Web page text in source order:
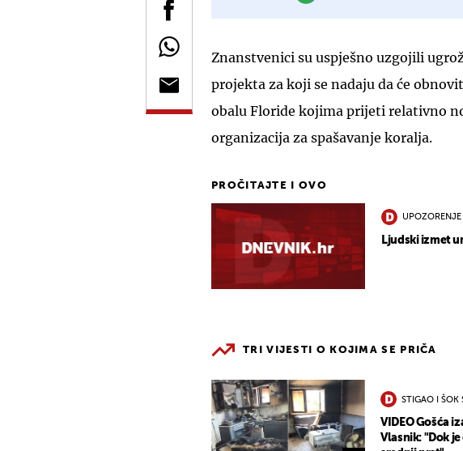
Znanstvenici su uspješno uzgojili
projekta za koji se nadaju da će
obalu Floride kojima prijeti relativno
organizacija za spašavanje koralja.
PROČITAJTE I OVO
UPOZORENJE
Ljudski izmet
TRI VIJESTI O KOJIMA SE PRIČA
STIGAO I ŠOK
VIDEO Gošća
Vlasnik: "Dok